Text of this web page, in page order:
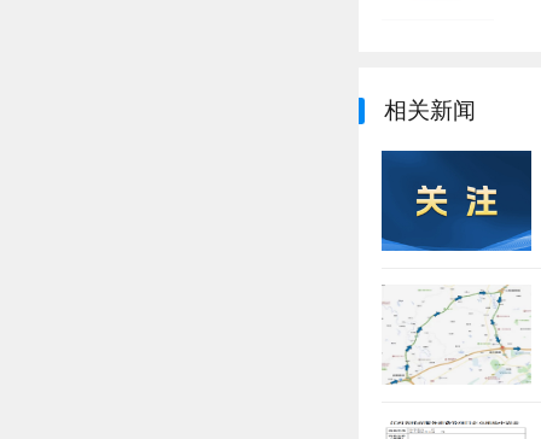
相关新闻